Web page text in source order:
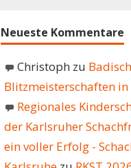
Neueste Kommentare
Christoph zu
Blitzmeisterschaften
Regionales
der Karlsruher
ein voller Erfolg -